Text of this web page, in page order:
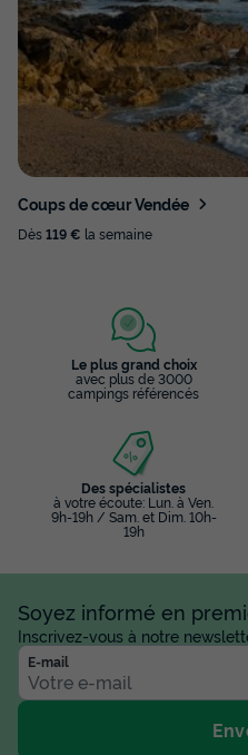
Coups de cœur Vendée
Dès119 € la semaine
Le plus grand choix
avec plus de 3000
campings référencés
Des spécialistes
à votre écoute: Lun. à Ven.
9h-19h / Sam. et Dim. 10h-
19h
Soyez informé en
Inscrivez-vous à notre
E-mail